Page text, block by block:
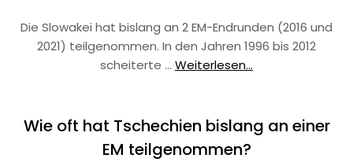
Die Slowakei hat bislang an 2 EM-Endrunden (2016 und
2021) teilgenommen. In den Jahren 1996 bis 2012
scheiterte … Weiterlesen...
Wie oft hat Tschechien bislang an einer
EM teilgenommen?